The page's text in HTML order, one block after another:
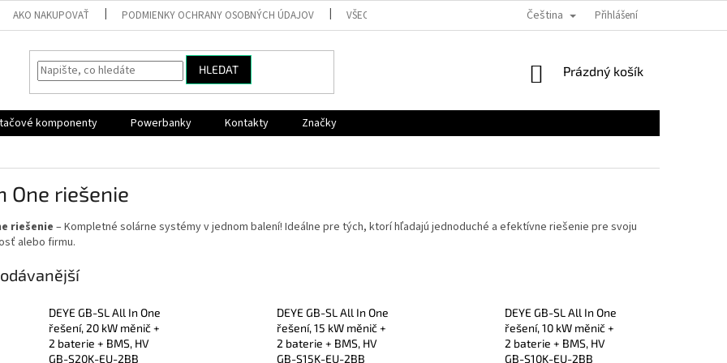
AKO NAKUPOVAŤ PODMIENKY OCHRANY OSOBNÝCH ÚDAJOV VŠEOBECNÉ OBCHODNÉ PODMIENKY PRE E-SHOPY FORMULÁRE NA
Čeština Přihlášení
HLEDAT
NÁKUPNÍ
Prázdný košík
komponenty Powerbanky Kontakty
Značky
One riešenie
riešenie – Kompletné solárne systémy v jednom balení! Ideálne pre tých, ktorí hľadajú jednoduché a efektívne riešenie pre svoju
alebo firmu.
DEYE GB-SL All In One
řešení, 20 kW měnič +
2 baterie + BMS, HV
GB-S20K-EU-2BB
DEYE GB-SL All In One
řešení, 15 kW měnič +
2 baterie + BMS, HV
GB-S15K-EU-2BB
DEYE GB-SL All In One
řešení, 10 kW měnič +
2 baterie + BMS, HV
GB-S10K-EU-2BB